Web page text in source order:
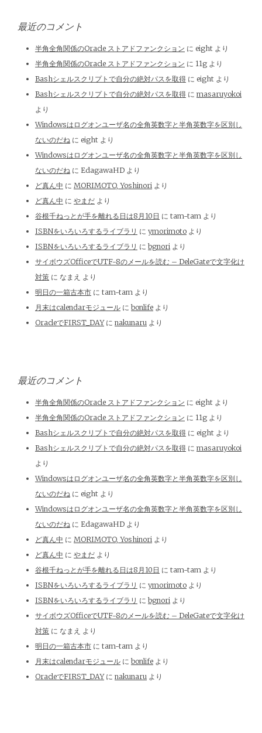
最近のコメント
半角全角関係のOracle ストアドファンクション に eight より
半角全角関係のOracle ストアドファンクション に 11g より
Bashシェルスクリプトで自分の絶対パスを取得 に eight より
Bashシェルスクリプトで自分の絶対パスを取得 に masaruyokoi
より
Windowsはログオンユーザ名の全角英数字と半角英数字を区別し
ないのだね に eight より
Windowsはログオンユーザ名の全角英数字と半角英数字を区別し
ないのだね に EdagawaHD より
ど真ん中 に MORIMOTO, Yoshinori より
ど真ん中 に やまだ より
谷根千ねっとが手を離れる日は8月10日 に tam-tam より
ISBNをいろいろするライブラリ に ymorimoto より
ISBNをいろいろするライブラリ に bgnori より
サイボウズOfficeでUTF-8のメールを読む – DeleGateで文字化け
対策 に なまえ より
明日の一箱古本市 に tam-tam より
月末はcalendarモジュール に bonlife より
OracleでFIRST_DAYに nakunaru より
最近のコメント
半角全角関係のOracle ストアドファンクション に eight より
半角全角関係のOracle ストアドファンクション に 11g より
Bashシェルスクリプトで自分の絶対パスを取得 に eight より
Bashシェルスクリプトで自分の絶対パスを取得 に masaruyokoi
より
Windowsはログオンユーザ名の全角英数字と半角英数字を区別し
ないのだね に eight より
Windowsはログオンユーザ名の全角英数字と半角英数字を区別し
ないのだね に EdagawaHD より
ど真ん中 に MORIMOTO, Yoshinori より
ど真ん中 に やまだ より
谷根千ねっとが手を離れる日は8月10日 に tam-tam より
ISBNをいろいろするライブラリ に ymorimoto より
ISBNをいろいろするライブラリ に bgnori より
サイボウズOfficeでUTF-8のメールを読む – DeleGateで文字化け
対策 に なまえ より
明日の一箱古本市 に tam-tam より
月末はcalendarモジュール に bonlife より
OracleでFIRST_DAYに nakunaru より